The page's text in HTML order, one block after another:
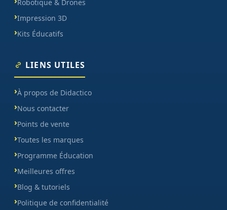
Robotique & Drones
Impression 3D
Kits Éducatifs
LIENS UTILES
À propos de Didactico
Nous contacter
Points de vente
Toutes les marques
Programme Éducation
Meilleures offres
Blog & tutoriels
Politique de confidentialité